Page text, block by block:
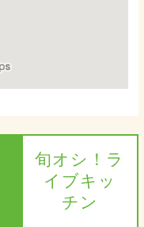
旬オシ！ラ
イブキッ
チン